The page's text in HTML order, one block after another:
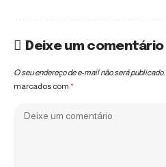
Deixe um comentário
O seu endereço de e-mail não será publicado.
marcados com *